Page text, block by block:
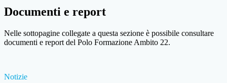
Documenti e report
Nelle sottopagine collegate a questa sezione è possibile consultare
documenti e report del Polo Formazione Ambito 22.
Notizie